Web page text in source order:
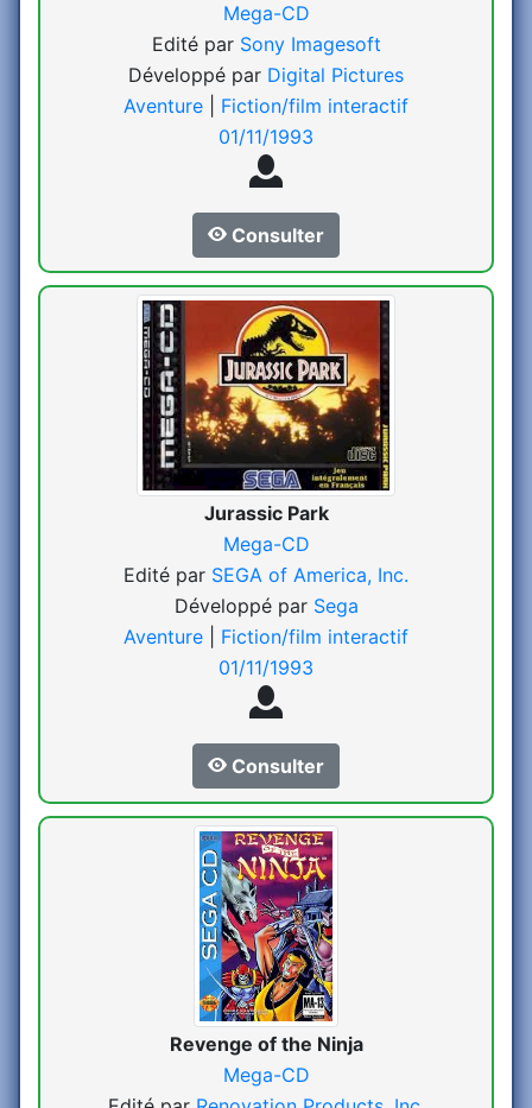
Mega-CD
Edité par Sony Imagesoft
Développé par Digital Pictures
Aventure
Fiction/film interactif
01/11/1993
Consulter
Jurassic Park
Mega-CD
Edité par SEGA of America, Inc.
Développé par Sega
Aventure
Fiction/film interactif
01/11/1993
Consulter
Revenge of the Ninja
Mega-CD